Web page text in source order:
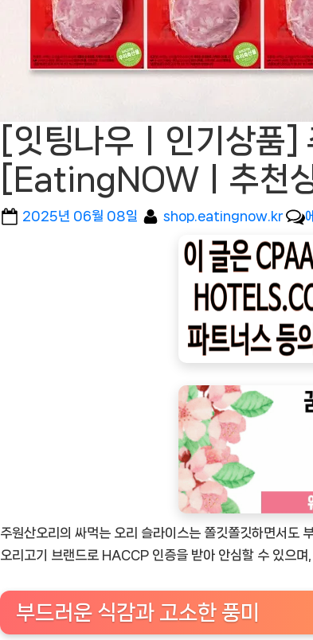
[잇팅나우ㅣ인기상품
[EatingNOWㅣ추천
Posted
2025년 06월 08일 By
shop.eatingnow.kr
[
나
기
싸
먹
주원산오리의 싸먹는 오리 슬라이스는 쫄깃쫄깃하면서도
오리고기 브랜드로 HACCP 인증을 받아 안심할 수 있으
부드러운 식감과 고소한 풍미